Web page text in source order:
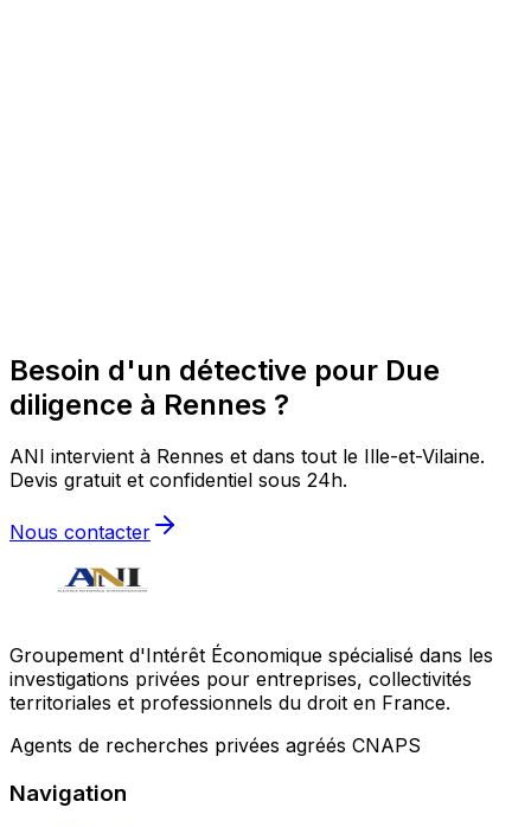
Besoin d'un détective pour Due
diligence à Rennes ?
ANI intervient à Rennes et dans tout le Ille-et-Vilaine.
Devis gratuit et confidentiel sous 24h.
Nous contacter
Groupement d'Intérêt Économique spécialisé dans les
investigations privées pour entreprises, collectivités
territoriales et professionnels du droit en France.
Agents de recherches privées agréés CNAPS
Navigation